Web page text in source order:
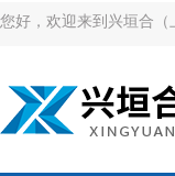
您好，欢迎来到兴垣合（